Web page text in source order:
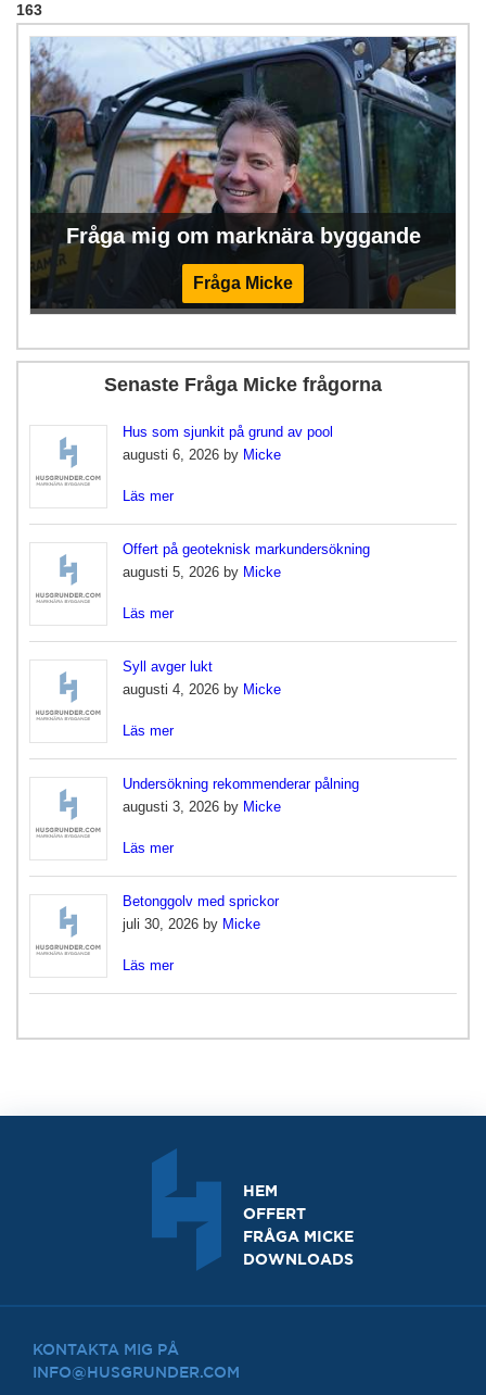
163
Fråga mig om marknära byggande
Fråga Micke
Senaste Fråga Micke frågorna
Hus som sjunkit på grund av pool
augusti 6, 2026 by Micke
Läs mer
Offert på geoteknisk markundersökning
augusti 5, 2026 by Micke
Läs mer
Syll avger lukt
augusti 4, 2026 by Micke
Läs mer
Undersökning rekommenderar pålning
augusti 3, 2026 by Micke
Läs mer
Betonggolv med sprickor
juli 30, 2026 by Micke
Läs mer
HEM
OFFERT
FRÅGA MICKE
DOWNLOADS
KONTAKTA MIG PÅ
INFO@HUSGRUNDER.COM